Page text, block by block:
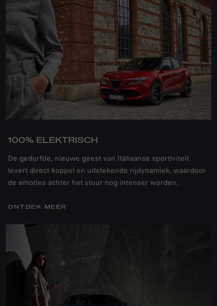
ELEKTRISCHE
PRESTATIES
Ervaar de sensatie van elektrificatie op
de Alfa Romeo manier.
100% ELEKTRISCH
De gedurfde, nieuwe geest van Italiaanse sportiviteit
levert direct koppel en uitstekende rijdynamiek, waardoor
de emoties achter het stuur nog intenser worden.
ONTDEK MEER